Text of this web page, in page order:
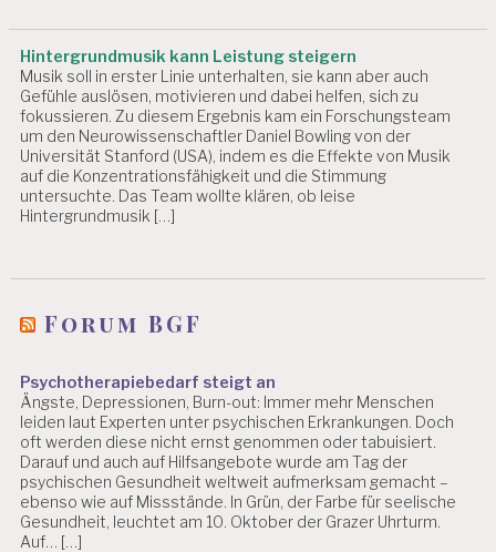
Hintergrundmusik kann Leistung steigern
Musik soll in erster Linie unterhalten, sie kann aber auch
Gefühle auslösen, motivieren und dabei helfen, sich zu
fokussieren. Zu diesem Ergebnis kam ein Forschungsteam
um den Neurowissenschaftler Daniel Bowling von der
Universität Stanford (USA), indem es die Effekte von Musik
auf die Konzentrationsfähigkeit und die Stimmung
untersuchte. Das Team wollte klären, ob leise
Hintergrundmusik […]
Forum BGF
Psychotherapiebedarf steigt an
Ängste, Depressionen, Burn-out: Immer mehr Menschen
leiden laut Experten unter psychischen Erkrankungen. Doch
oft werden diese nicht ernst genommen oder tabuisiert.
Darauf und auch auf Hilfsangebote wurde am Tag der
psychischen Gesundheit weltweit aufmerksam gemacht –
ebenso wie auf Missstände. In Grün, der Farbe für seelische
Gesundheit, leuchtet am 10. Oktober der Grazer Uhrturm.
Auf… […]